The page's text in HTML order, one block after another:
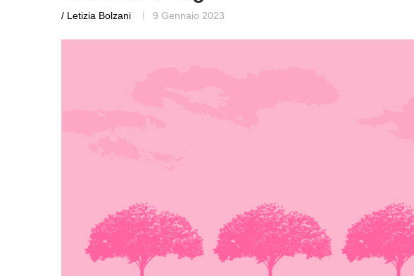
/ Letizia Bolzani 9 Gennaio 2023